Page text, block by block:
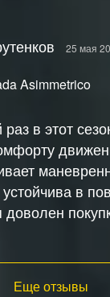
25 мая
Asimmetrico
в этот
в
Еще отзывы